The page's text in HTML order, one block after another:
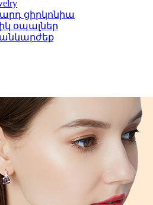
ցիրկոնիա
օպալներ